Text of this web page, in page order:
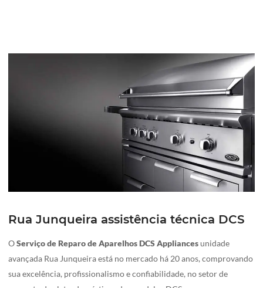
Rua Junqueira assistência técnica DCS
OServiço de Reparo de Aparelhos DCS Appliances unidade
avançada Rua Junqueira está no mercado há 20 anos, comprovando
sua excelência, profissionalismo e confiabilidade, no setor de